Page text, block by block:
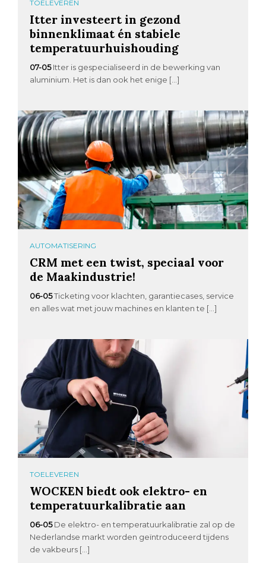
TOELEVEREN
Itter investeert in gezond
binnenklimaat én stabiele
temperatuurhuishouding
07-05 Itter is gespecialiseerd in de bewerking van
aluminium. Het is dan ook het enige […]
AUTOMATISERING
CRM met een twist, speciaal voor
de Maakindustrie!
06-05Ticketing voor klachten, garantiecases, service
en alles wat met jouw machines en klanten te […]
TOELEVEREN
WOCKEN biedt ook elektro- en
temperatuurkalibratie aan
06-05 De elektro- en temperatuurkalibratie zal op de
Nederlandse markt worden geïntroduceerd tijdens
de vakbeurs […]